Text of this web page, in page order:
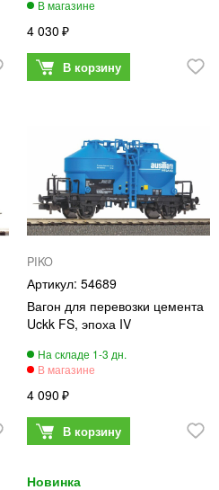
4 030
PIKO
54689
Вагон для перевозки цемента
Uckk FS, эпоха IV
4 090